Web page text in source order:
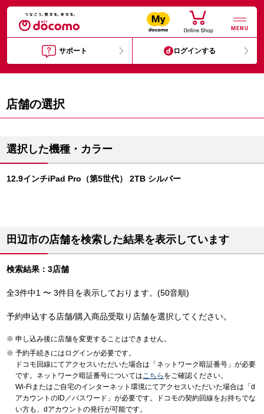
MENU
サポート ログインする
店舗の選択
選択した機種・カラー
12.9インチiPad Pro（第5世代） 2TB シルバー
田辺市の店舗を検索した結果を表示しています
検索結果：3店舗
全3件中1 〜 3件目を表示しております。(50音順)
予約申込する店舗/購入商品受取り店舗を選択してください。
申し込み後に店舗を変更することはできません。
予約手続きにはログインが必要です。
ドコモ回線にてアクセスいただいた場合は「ネットワーク暗証番号」が必要
です。ネットワーク暗証番号についてはこちら をご確認ください。
Wi-Fiまたはご自宅のインターネット環境にてアクセスいただいた場合は「d
アカウントのID／パスワード」が必要です。ドコモの契約回線をお持ちでな
い方も、dアカウントの発行が可能です。